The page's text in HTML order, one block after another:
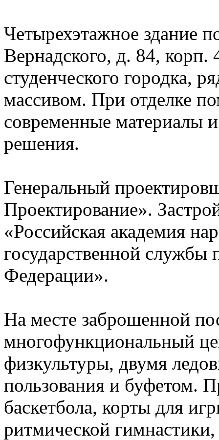
Четырехэтажное здание
Вернадского, д. 84, корп.
студенческого городка,
массивом. При отделке
современные материалы
решения.
Генеральный
Проектирование».
«Российская академия
государственной службы
Федерации».
На месте заброшенной
многофункциональный
физкультуры, двумя
пользования и буфетом.
баскетбола, корты для
ритмической